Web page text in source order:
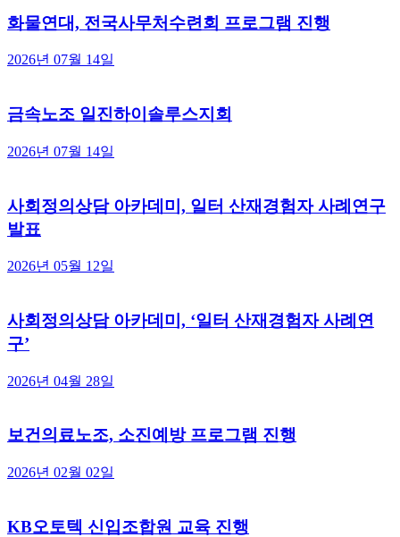
화물연대, 전국사무처수련회 프로그램 진행
2026년 07월 14일
금속노조 일진하이솔루스지회
2026년 07월 14일
사회정의상담 아카데미, 일터 산재경험자 사례연구
발표
2026년 05월 12일
사회정의상담 아카데미, ‘일터 산재경험자 사례연
구’
2026년 04월 28일
보건의료노조, 소진예방 프로그램 진행
2026년 02월 02일
KB오토텍 신입조합원 교육 진행